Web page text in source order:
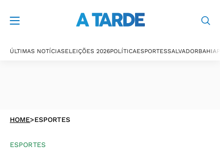
ÚLTIMAS NOTÍCIASELEIÇÕES 2026POLÍTICAESPORTESSALVADORBAHIA
HOME>ESPORTES
ESPORTES